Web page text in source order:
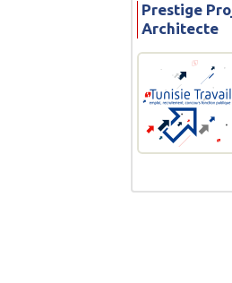
Prestige
Architecte